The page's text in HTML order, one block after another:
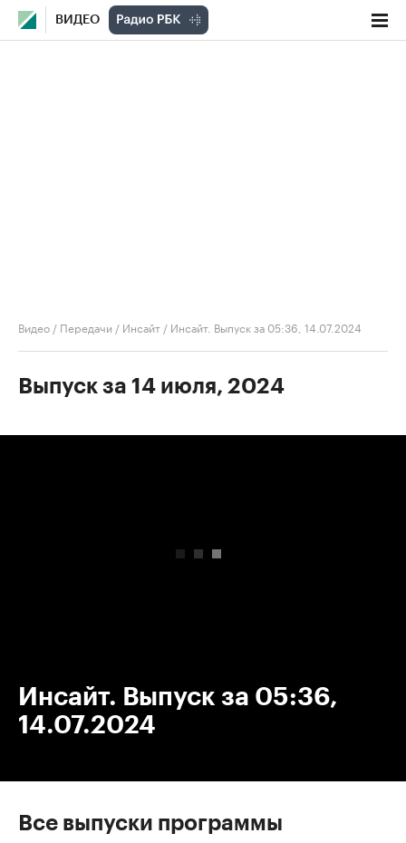
ВИДЕО
Видео / Передачи / Инсайт / Инсайт. Выпуск за 05:36, 14.07.2024
Выпуск за 14 июля, 2024
Инсайт. Выпуск за 05:36,
14.07.2024
Все выпуски программы